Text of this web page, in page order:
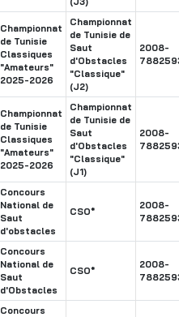
Championnat
de Tunisie
Classiques
"Amateurs"
2025-2026
Championnat
de Tunisie de
Saut
d'Obstacles
"Classique"
(J2)
2008-
Championnat
de Tunisie
Classiques
"Amateurs"
2025-2026
Championnat
de Tunisie de
Saut
d'Obstacles
"Classique"
(J1)
2008-
Concours
National de
Saut
d'obstacles
CSO*
2008-
Concours
National de
Saut
d'Obstacles
CSO*
2008-
Concours